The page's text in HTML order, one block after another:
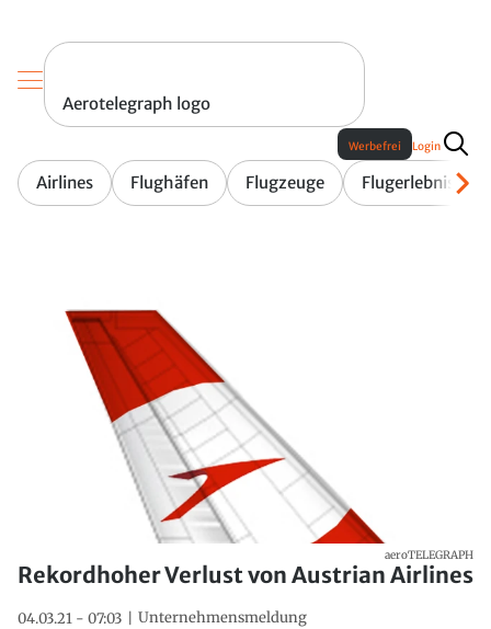
Aerotelegraph logo
Airlines Flughäfen Flugzeuge Flugerlebnis
Werbefrei Login
aeroTELEGRAPH
Rekordhoher Verlust von Austrian Airlines
04.03.21 - 07:03 Unternehmensmeldung